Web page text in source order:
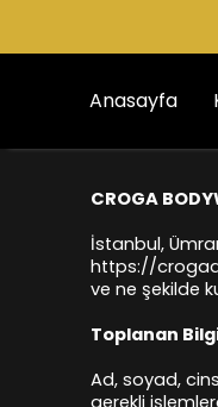
Anasayfa
CROGA
İstanbul,
https://
ve ne şekilde
Toplanan
Ad, soyad,
gerekli